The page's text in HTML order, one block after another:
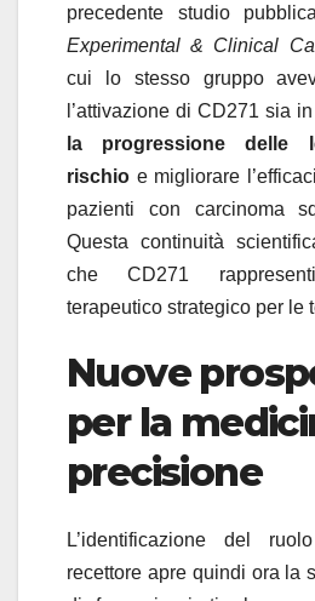
precedente studio
Experimental & Clinical
cui lo stesso gruppo
l’attivazione di CD271 sia
la progressione delle
rischio e migliorare
pazienti con carcinoma
Questa continuità
che CD271
terapeutico strategico per le
Nuove
per la
precisione
L’identificazione del
recettore apre quindi ora la